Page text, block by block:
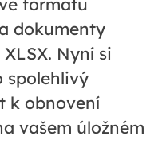
dokumenty
XLSX. Nyní si
spolehlivý
k obnovení
vašem úložném